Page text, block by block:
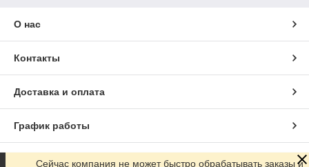
О нас
Контакты
Доставка и оплата
График работы
Полная версия сайта
Сейчас компания не может быстро обрабатывать заказы и